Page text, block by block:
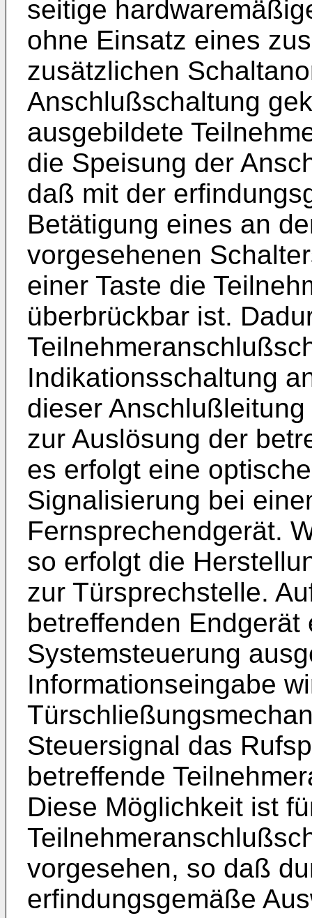
seitige
ohne Einsatz eines
zusätzlichen
Anschlußschaltung
ausgebildete
die Speisung der
daß mit der
Betätigung eines an
vorgesehenen
einer Taste die
überbrückbar ist.
Indikationsschaltung
dieser
zur Auslösung der
es erfolgt eine
Signalisierung bei
Fernsprechendgerät.
so erfolgt die
zur Türsprechstelle.
betreffenden
Systemsteuerung
Informationseingabe
Steuersignal das
betreffende
Diese Möglichkeit ist
vorgesehen, so daß
erfindungsgemäße